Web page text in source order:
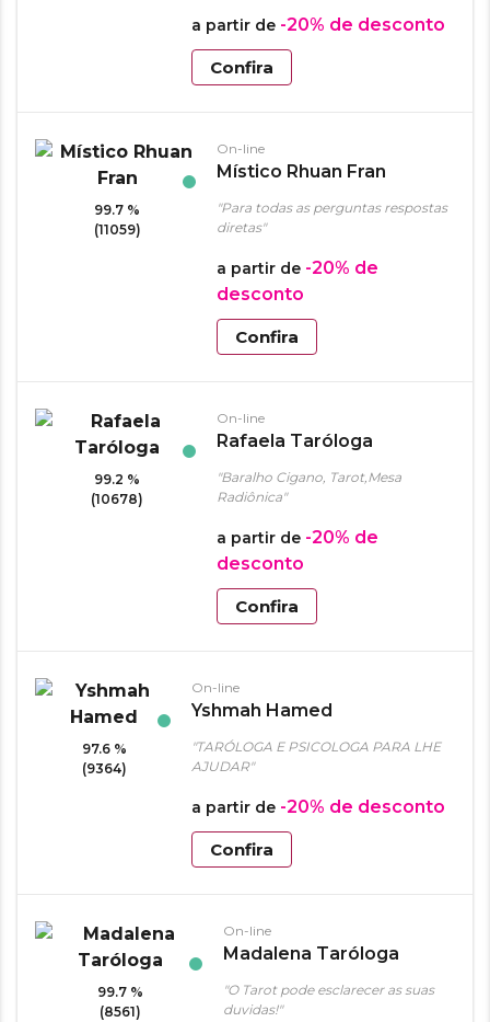
a partir de -20% de desconto
Confira
99.7 %
(11059)
On-line
Místico Rhuan Fran
"Para todas as perguntas respostas
diretas"
a partir de -20% de
desconto
Confira
99.2 %
(10678)
On-line
Rafaela Taróloga
"Baralho Cigano, Tarot,Mesa
Radiônica"
a partir de -20% de
desconto
Confira
97.6 %
(9364)
On-line
Yshmah Hamed
"TARÓLOGA E PSICOLOGA PARA LHE
AJUDAR"
a partir de -20% de desconto
Confira
99.7 %
(8561)
On-line
Madalena Taróloga
"O Tarot pode esclarecer as suas
duvidas!"